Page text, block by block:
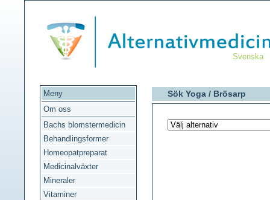
Svenska
Meny
Om oss
Bachs blomstermedicin
Behandlingsformer
Homeopatpreparat
Medicinalväxter
Mineraler
Vitaminer
Sök Yoga / Brösarp